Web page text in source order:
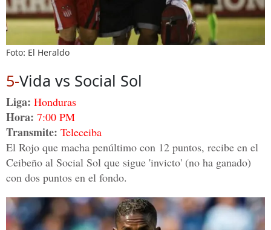
Foto: El Heraldo
5-Vida vs Social Sol
Liga: Honduras
Hora: 7:00 PM
Transmite: Teleceiba
El Rojo que macha penúltimo con 12 puntos, recibe en el
Ceibeño al Social Sol que sigue 'invicto' (no ha ganado)
con dos puntos en el fondo.